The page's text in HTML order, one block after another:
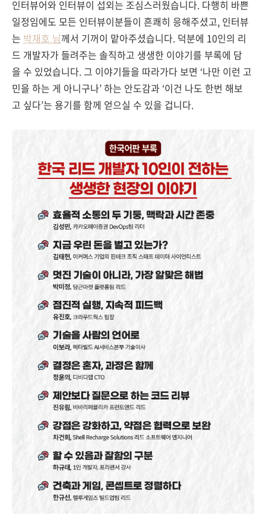
인터뷰어와 인터뷰이 섭외는 조심스러웠습니다. 다행히 바쁜
일정임에도 모든 인터뷰이분들이 흔쾌히 응해주셨고, 인터뷰
는 박재호 님께서 기꺼이 맡아주셨습니다. 덕분에 10인의 리
드 개발자가 들려주는 솔직하고 생생한 이야기를 부록에 담
을 수 있었습니다. 그 이야기들을 따라가다 보면 ‘나만 이런 고
민을 하는 게 아니구나’ 하는 안도감과 ‘이건 나도 한번 해보
고 싶다’는 용기를 함께 얻으실 수 있을 겁니다.